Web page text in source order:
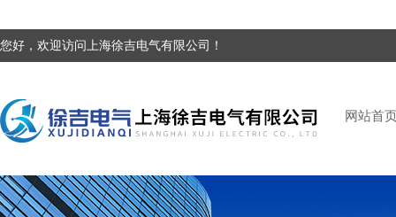
您好，欢迎访问上海徐吉电气有限公司！
网站首